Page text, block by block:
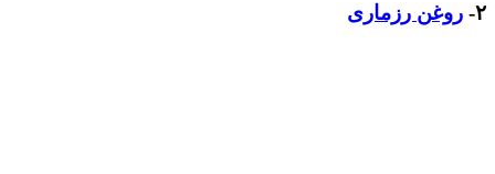
۲- روغن رزماری